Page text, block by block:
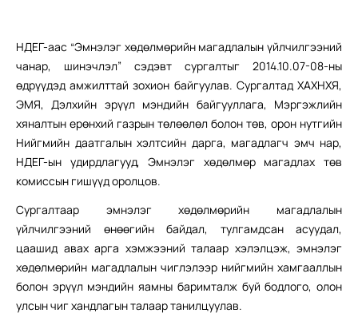
НДЕГ-аас “Эмнэлэг хөдөлмөрийн магадлалын үйлчилгээний
чанар, шинэчлэл” сэдэвт сургалтыг 2014.10.07-08-ны
өдрүүдэд амжилттай зохион байгуулав. Сургалтад ХАХНХЯ,
ЭМЯ, Дэлхийн эрүүл мэндийн байгууллага, Мэргэжлийн
хяналтын ерөнхий газрын төлөөлөл болон төв, орон нутгийн
Нийгмийн даатгалын хэлтсийн дарга, магадлагч эмч нар,
НДЕГ-ын удирдлагууд, Эмнэлэг хөдөлмөр магадлах төв
комиссын гишүүд оролцов.
Сургалтаар эмнэлэг хөдөлмөрийн магадлалын
үйлчилгээний өнөөгийн байдал, тулгамдсан асуудал,
цаашид авах арга хэмжээний талаар хэлэлцэж, эмнэлэг
хөдөлмөрийн магадлалын чиглэлээр нийгмийн хамгааллын
болон эрүүл мэндийн яамны баримталж буй бодлого, олон
улсын чиг хандлагын талаар танилцуулав.